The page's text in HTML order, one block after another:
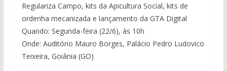
Regulariza Campo, kits da Apicultura Social, kits de
ordenha mecanizada e lançamento da GTA Digital
Quando: Segunda-feira (22/6), às 10h
Onde: Auditório Mauro Borges, Palácio Pedro Ludovico
Teixeira, Goiânia (GO)